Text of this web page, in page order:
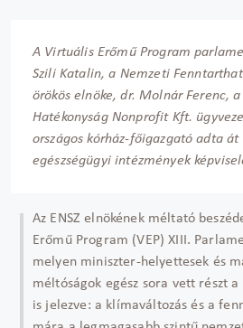
A Virtuális Erőmű Program
Szili Katalin, a Nemzeti
örökös elnöke, dr. Molnár Ferenc,
Hatékonyság Nonprofit Kft.
országos kórház-főigazgató adta át
egészségügyi intézmények
Az ENSZ elnökének méltató
Erőmű Program (VEP) XIII.
melyen miniszter-helyettesek és
méltóságok egész sora vett részt
is jelezve: a klímaváltozás és a